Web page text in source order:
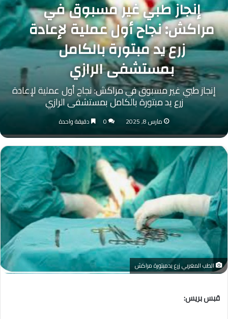
إنجاز طبي غير مسبوق في
مراكش: نجاح أول عملية لإعادة
زرع يد مبتورة بالكامل
بمستشفى الرازي
إنجاز طبي غير مسبوق في مراكش: نجاح أول عملية لإعادة
زرع يد مبتورة بالكامل بمستشفى الرازي
مارس 8, 2025 0 دقيقة واحدة
الطب المغربي زرع يدمبتورة مراكش
قبس بريس: